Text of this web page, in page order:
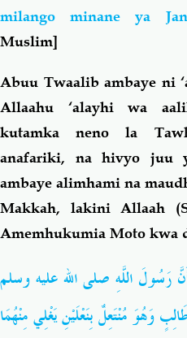
milango minane ya
Muslim]
Abuu Twaalib ambaye ni
Allaahu ‘alayhi wa
kutamka neno la
anafariki, na hivyo juu
ambaye alimhami na
Makkah, lakini Allaah
Amemhukumia Moto kwa
رَسُولَ اللَّهِ صلى الله عليه وسلم
وَهُوَ مُنْتَعِلٌ بِنَعْلَيْنِ يَغْلِي مِنْهُمَا